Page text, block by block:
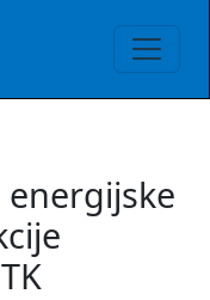
energijske